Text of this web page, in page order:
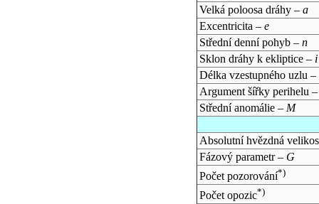
Velká poloosa dráhy – a
Excentricita – e
Střední denní pohyb – n
Sklon dráhy k ekliptice – i
Délka vzestupného uzlu –
Argument šířky perihelu
Střední anomálie – M
Absolutní hvězdná
Fázový parametr – G
Počet pozorování*)
Počet opozic*)